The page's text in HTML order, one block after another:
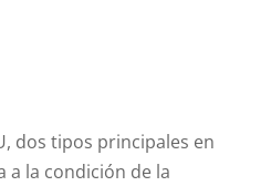
dos tipos principales en
a la condición de la